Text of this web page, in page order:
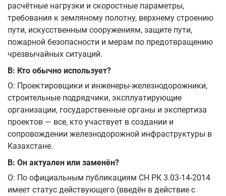
расчётные нагрузки и скоростные параметры,
требования к земляному полотну, верхнему строению
пути, искусственным сооружениям, защите пути,
пожарной безопасности и мерам по предотвращению
чрезвычайных ситуаций.
В: Кто обычно использует?
О: Проектировщики и инженеры-железнодорожники,
строительные подрядчики, эксплуатирующие
организации, государственные органы и экспертиза
проектов — все, кто участвует в создании и
сопровождении железнодорожной инфраструктуры в
Казахстане.
В: Он актуален или заменён?
О: По официальным публикациям СН РК 3.03-14-2014
имеет статус действующего (введён в действие с